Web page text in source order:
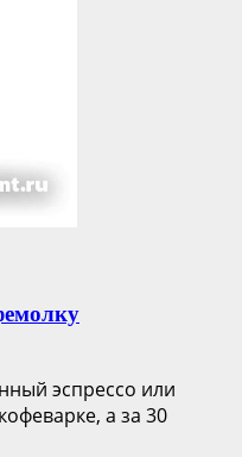
эспрессо или
а за 30